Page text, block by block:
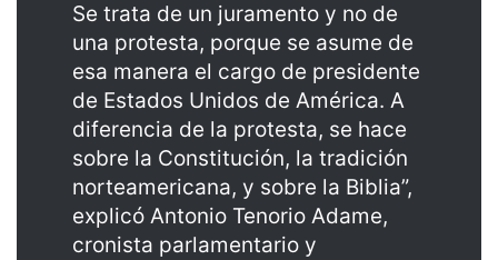
Se trata de un juramento y no de
una protesta, porque se asume de
esa manera el cargo de presidente
de Estados Unidos de América. A
diferencia de la protesta, se hace
sobre la Constitución, la tradición
norteamericana, y sobre la Biblia”,
explicó Antonio Tenorio Adame,
cronista parlamentario y